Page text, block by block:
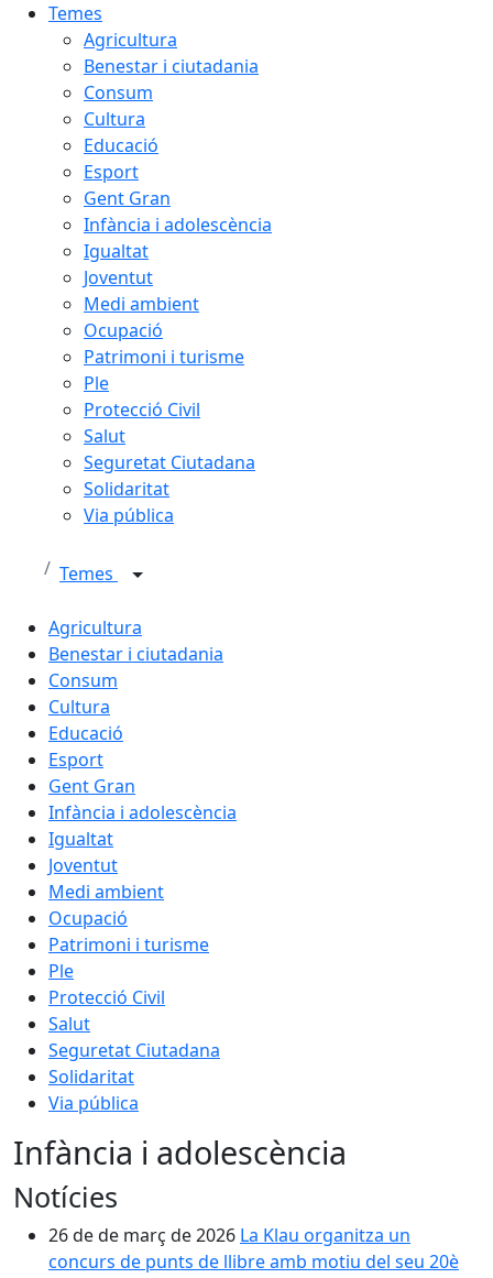
Temes
Agricultura
Benestar i ciutadania
Consum
Cultura
Educació
Esport
Gent Gran
Infància i adolescència
Igualtat
Joventut
Medi ambient
Ocupació
Patrimoni i turisme
Ple
Protecció Civil
Salut
Seguretat Ciutadana
Solidaritat
Via pública
Temes
Agricultura
Benestar i ciutadania
Consum
Cultura
Educació
Esport
Gent Gran
Infància i adolescència
Igualtat
Joventut
Medi ambient
Ocupació
Patrimoni i turisme
Ple
Protecció Civil
Salut
Seguretat Ciutadana
Solidaritat
Via pública
Infància i adolescència
Notícies
26 de de març de 2026 La Klau organitza un
concurs de punts de llibre amb motiu del seu 20è